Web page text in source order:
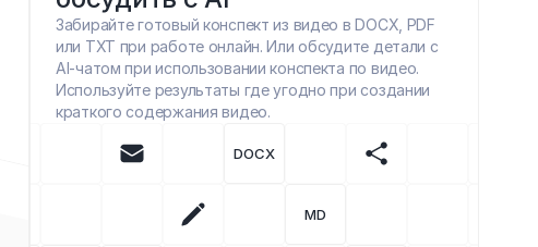
Забирайте готовый конспект из видео в DOCX, PDF
или TXT при работе онлайн. Или обсудите детали с
AI-чатом при использовании конспекта по видео.
Используйте результаты где угодно при создании
краткого содержания видео.
DOCX
MD